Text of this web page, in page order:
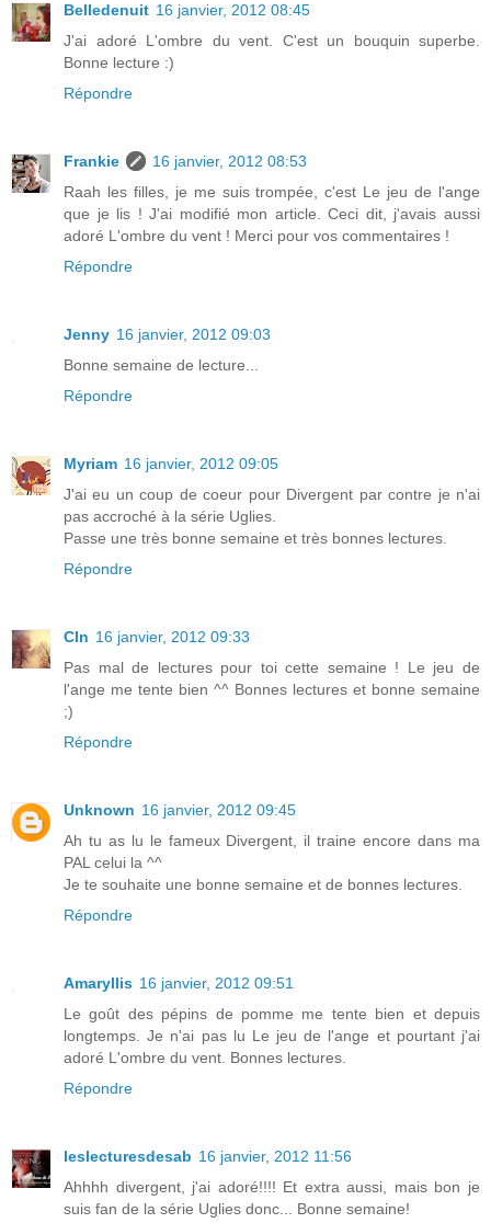
Belledenuit 16 janvier, 2012 08:45
J'ai adoré L'ombre du vent. C'est un bouquin superbe.
Bonne lecture :)
Répondre
Frankie
16 janvier, 2012 08:53
Raah les filles, je me suis trompée, c'est Le jeu de l'ange
que je lis ! J'ai modifié mon article. Ceci dit, j'avais aussi
adoré L'ombre du vent ! Merci pour vos commentaires !
Répondre
Jenny 16 janvier, 2012 09:03
Bonne semaine de lecture...
Répondre
Myriam 16 janvier, 2012 09:05
J'ai eu un coup de coeur pour Divergent par contre je n'ai
pas accroché à la série Uglies.
Passe une très bonne semaine et très bonnes lectures.
Répondre
Cln 16 janvier, 2012 09:33
Pas mal de lectures pour toi cette semaine ! Le jeu de
l'ange me tente bien ^^ Bonnes lectures et bonne semaine
;)
Répondre
Unknown 16 janvier, 2012 09:45
Ah tu as lu le fameux Divergent, il traine encore dans ma
PAL celui la ^^
Je te souhaite une bonne semaine et de bonnes lectures.
Répondre
Amaryllis 16 janvier, 2012 09:51
Le goût des pépins de pomme me tente bien et depuis
longtemps. Je n'ai pas lu Le jeu de l'ange et pourtant j'ai
adoré L'ombre du vent. Bonnes lectures.
Répondre
leslecturesdesab 16 janvier, 2012 11:56
Ahhhh divergent, j'ai adoré!!!! Et extra aussi, mais bon je
suis fan de la série Uglies donc... Bonne semaine!